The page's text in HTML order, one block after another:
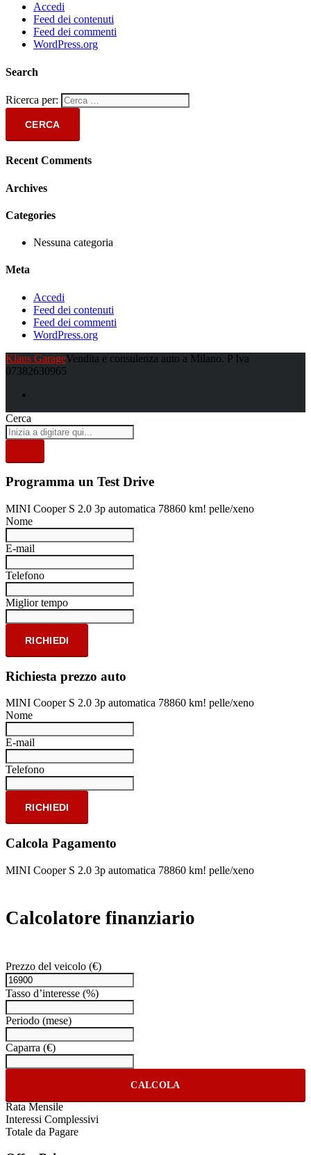
Accedi
Feed dei contenuti
Feed dei commenti
WordPress.org
Search
Ricerca per:
Recent Comments
Archives
Categories
Nessuna categoria
Meta
Accedi
Feed dei contenuti
Feed dei commenti
WordPress.org
Klaus GarageVendita e consulenza auto a Milano. P Iva
07382630965
Cerca
Programma un Test Drive
MINI Cooper S 2.0 3p automatica 78860 km! pelle/xeno
Nome
E-mail
Telefono
Miglior tempo
RICHIEDI
Richiesta prezzo auto
MINI Cooper S 2.0 3p automatica 78860 km! pelle/xeno
Nome
E-mail
Telefono
RICHIEDI
Calcola Pagamento
MINI Cooper S 2.0 3p automatica 78860 km! pelle/xeno
Calcolatore finanziario
Prezzo del veicolo (€)
Tasso d’interesse (%)
Periodo (mese)
Caparra (€)
CALCOLA
Rata Mensile
Interessi Complessivi
Totale da Pagare